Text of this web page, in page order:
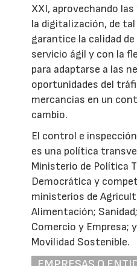
XXI, aprovechando
la digitalización, de tal
garantice la calidad
servicio ágil y con la
para adaptarse a las
oportunidades del
mercancías en un
cambio.
El control e
es una política
Ministerio de Política
Democrática y
ministerios de
Alimentación;
Comercio y Empresa;
Movilidad Sostenible.